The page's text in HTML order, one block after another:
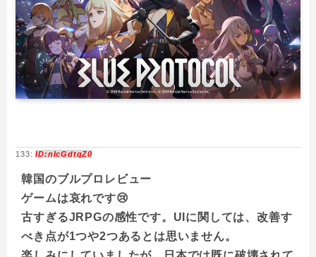
133:ID:nIcGdtqZ0
韓国のブルプロレビュー
ゲームは哀れです😢
古すぎるJRPGの感性です。UIに関しては、改善す
べき点が1つや2つあるとは思いません。